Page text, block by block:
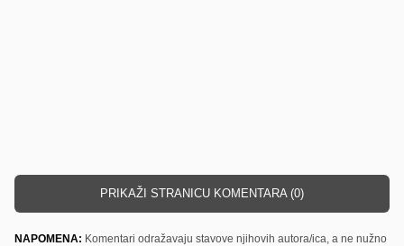
PRIKAŽI STRANICU KOMENTARA (0)
NAPOMENA: Komentari odražavaju stavove njihovih autora/ica, a ne nužno